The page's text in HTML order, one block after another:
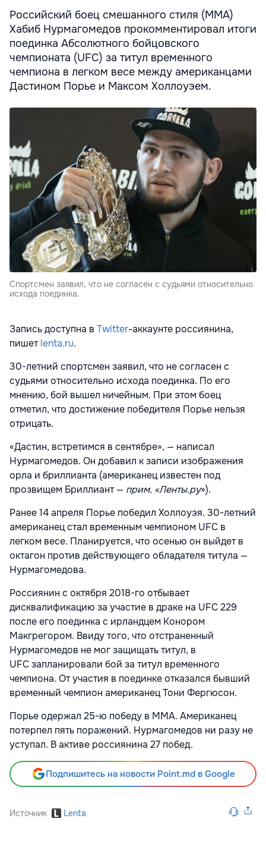
Российский боец смешанного стиля (MMA)
Хабиб Нурмагомедов прокомментировал итоги
поединка Абсолютного бойцовского
чемпионата (UFC) за титул временного
чемпиона в легком весе между американцами
Дастином Порье и Максом Холлоуэем.
Спортсмен заявил, что не согласен с судьями относительно
исхода поединка.
Запись доступна в Twitter-аккаунте россиянина,
пишетlenta.ru.
30-летний спортсмен заявил, что не согласен с
судьями относительно исхода поединка. По его
мнению, бой вышел ничейным. При этом боец
отметил, что достижение победителя Порье нельзя
отрицать.
«Дастин, встретимся в сентябре», — написал
Нурмагомедов. Он добавил к записи изображения
орла и бриллианта (американец известен под
прозвищем Бриллиант — прим. «Ленты.ру»).
Ранее 14 апреля Порье победил Холлоуэя. 30-летний
американец стал временным чемпионом UFC в
легком весе. Планируется, что осенью он выйдет в
октагон против действующего обладателя титула —
Нурмагомедова.
Россиянин с октября 2018-го отбывает
дисквалификацию за участие в драке на UFC 229
после его поединка с ирландцем Конором
Макгрегором. Ввиду того, что отстраненный
Нурмагомедов не мог защищать титул, в
UFC запланировали бой за титул временного
чемпиона. От участия в поединке отказался бывший
временный чемпион американец Тони Фергюсон.
Порье одержал 25-ю победу в MMA. Американец
потерпел пять поражений. Нурмагомедов ни разу не
уступал. В активе россиянина 27 побед.
Подпишитесь на новости Point.md в Google
Источник Lenta